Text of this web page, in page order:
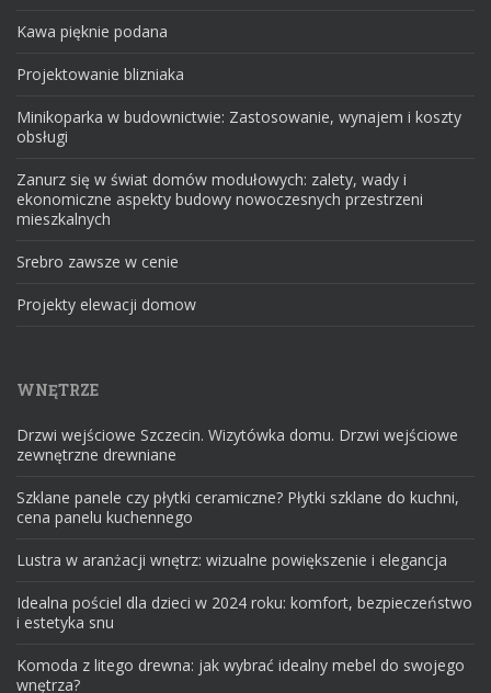
Kawa pięknie podana
Projektowanie blizniaka
Minikoparka w budownictwie: Zastosowanie, wynajem i koszty
obsługi
Zanurz się w świat domów modułowych: zalety, wady i
ekonomiczne aspekty budowy nowoczesnych przestrzeni
mieszkalnych
Srebro zawsze w cenie
Projekty elewacji domow
WNĘTRZE
Drzwi wejściowe Szczecin. Wizytówka domu. Drzwi wejściowe
zewnętrzne drewniane
Szklane panele czy płytki ceramiczne? Płytki szklane do kuchni,
cena panelu kuchennego
Lustra w aranżacji wnętrz: wizualne powiększenie i elegancja
Idealna pościel dla dzieci w 2024 roku: komfort, bezpieczeństwo
i estetyka snu
Komoda z litego drewna: jak wybrać idealny mebel do swojego
wnętrza?